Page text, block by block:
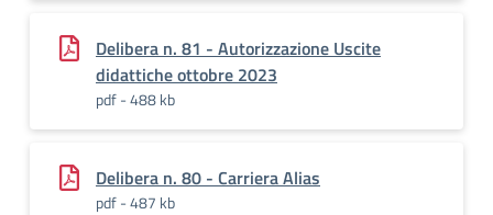
Delibera n. 81 - Autorizzazione Uscite
didattiche ottobre 2023
pdf - 488 kb
Delibera n. 80 - Carriera Alias
pdf - 487 kb